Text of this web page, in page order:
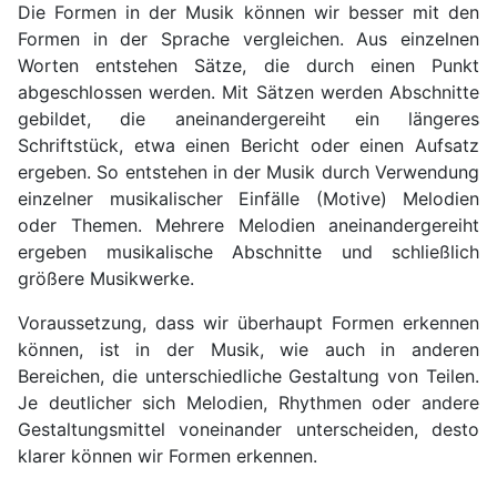
Die Formen in der Musik können wir besser mit den
Formen in der Sprache vergleichen. Aus einzelnen
Worten entstehen Sätze, die durch einen Punkt
abgeschlossen werden. Mit Sätzen werden Abschnitte
gebildet, die aneinandergereiht ein längeres
Schriftstück, etwa einen Bericht oder einen Aufsatz
ergeben. So entstehen in der Musik durch Verwendung
einzelner mu­sikalischer Einfälle (Motive) Melodien
oder Themen. Mehrere Melodien aneinanderge­reiht
ergeben musikalische Abschnitte und schließlich
größere Musikwerke.
Voraussetzung, dass wir überhaupt Formen erkennen
können, ist in der Musik, wie auch in anderen
Bereichen, die unterschiedliche Gestaltung von Teilen.
Je deutlicher sich Me­lodien, Rhythmen oder andere
Gestaltungsmittel voneinander unterscheiden, desto
kla­rer können wir Formen erkennen.